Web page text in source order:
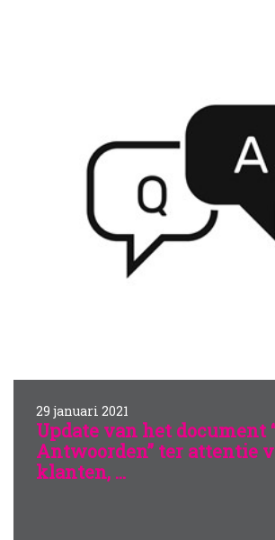
29 januari 2021
Update van het document
Antwoorden” ter attentie
klanten, ...